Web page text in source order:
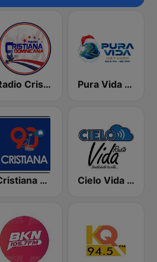
Radio Cristiana Dominicana Pura Vida 92.9 FM
Cristiana 90.1 FM Cielo Vida Radio